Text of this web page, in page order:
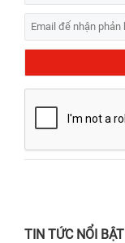
TIN TỨC NỔI BẬT